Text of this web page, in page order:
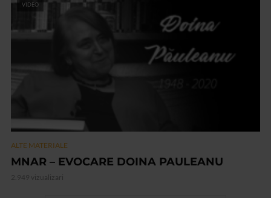
VIDEO
ALTE MATERIALE
MNAR – EVOCARE DOINA PAULEANU
2.949 vizualizari